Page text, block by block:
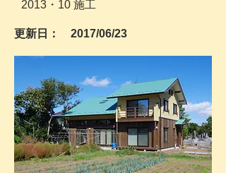
​2013・10 施工
更新日： 2017/06/23